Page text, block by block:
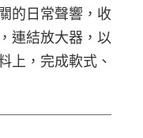
的日常聲響，收
連結放大器，以
上，完成軟式、